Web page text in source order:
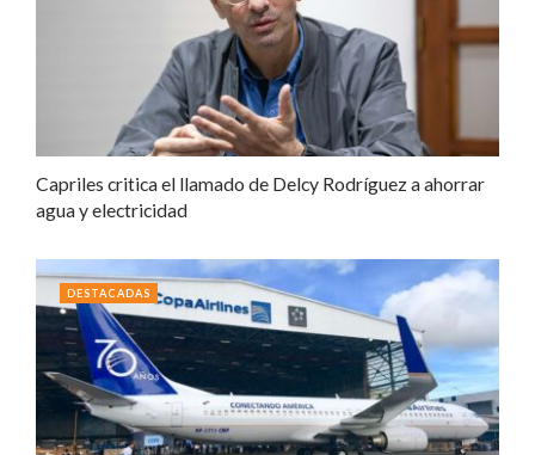
Capriles critica el llamado de Delcy Rodríguez a ahorrar
agua y electricidad
DESTACADAS